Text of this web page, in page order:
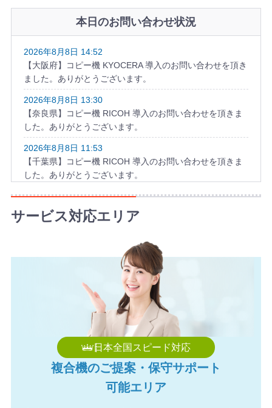
本日のお問い合わせ状況
2026年8月8日 14:52
【大阪府】コピー機 KYOCERA 導入のお問い合わせを頂き
ました。ありがとうございます。
2026年8月8日 13:30
【奈良県】コピー機 RICOH 導入のお問い合わせを頂きま
した。ありがとうございます。
2026年8月8日 11:53
【千葉県】コピー機 RICOH 導入のお問い合わせを頂きま
した。ありがとうございます。
2026年8月8日 10:58
【福岡県】複合機 KYOCERA 導入のお問い合わせを頂きま
した。ありがとうございます。
【和歌山県】複合機 KONICA MINOLTA 導入のお問い合わ
せを頂きました。ありがとうございます。
サービス対応エリア
日本全国スピード対応
複合機のご提案・保守サポート
可能エリア